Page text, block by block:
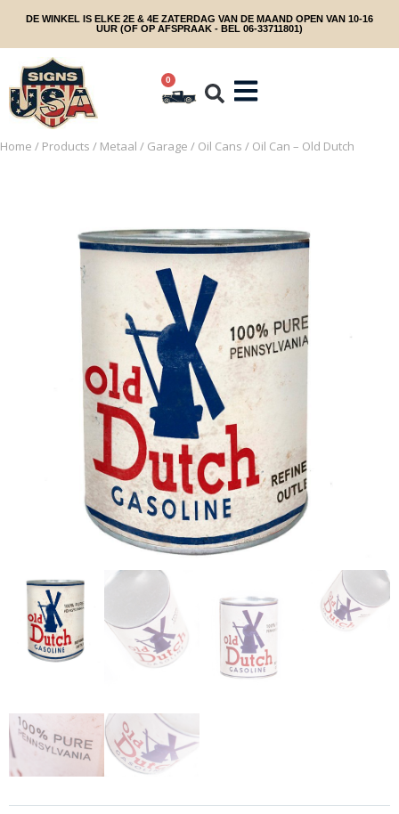
DE WINKEL IS ELKE 2E & 4E ZATERDAG VAN DE MAAND OPEN VAN 10-16
UUR (OF OP AFSPRAAK - BEL 06-33711801)
0
Home / Products / Metaal / Garage / Oil Cans / Oil Can – Old Dutch